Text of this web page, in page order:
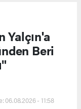
Beri
06.08.2026 - 11:58